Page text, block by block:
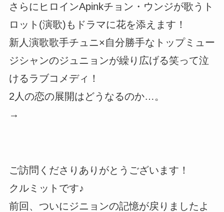
さらにヒロインApinkチョン・ウンジが歌うト
ロット(演歌)もドラマに花を添えます！
新人演歌歌手チュニ×自分勝手なトップミュー
ジシャンのジュニョンが繰り広げる笑って泣
けるラブコメディ！
2人の恋の展開はどうなるのか…。
→
ご訪問くださりありがとうございます！
クルミットです♪
前回、ついにジニョンの記憶が戻りましたよ